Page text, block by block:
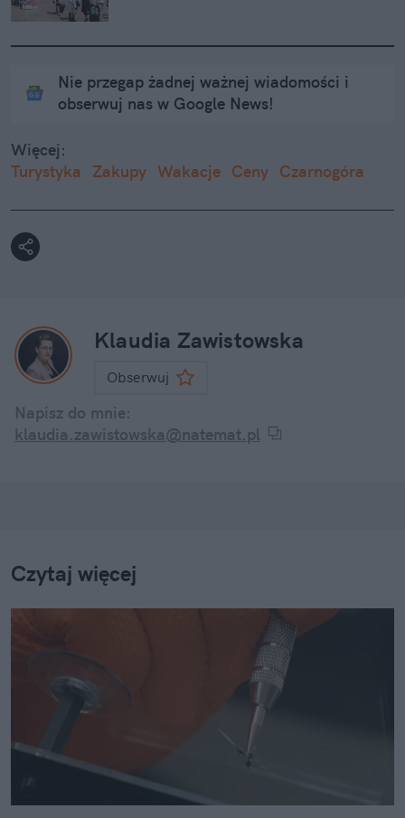
Nie przegap żadnej ważnej wiadomości i
obserwuj nas w Google News!
Więcej:
Turystyka Zakupy Wakacje Ceny Czarnogóra
Klaudia Zawistowska
Obserwuj
Napisz do mnie:
klaudia.zawistowska@natemat.pl
Czytaj więcej